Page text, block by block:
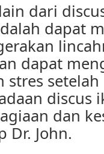
dari
dapat
dapat
setelah
dan
Dr. John.